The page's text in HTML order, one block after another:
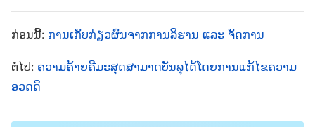
ຄວາມຄິດຂອງຂ້ອຍ ຫຼື ໃຫ້ຄໍາແນະນໍາອັນອື່ນ, ຂ້ອຍກໍ່ບໍ່ຍອມ
ລື່ນກາຍພວກເຂົາໃນທຸກໆດ້ານ, ວ່າພວກເຂົາຄວນຈະເຮັດ
ໃນສິ່ງທີ່ຂ້ອຍເວົ້າແທນທີ່ຈະເຮັດໃຫ້ເກີດຄວາມວຸ່ນວາຍ.
ກ່ອນນີ້: ການເກັບກ່ຽວຜົນຈາກການລິຮານ ແລະ ຈັດການ
ຕໍ່ໄປ: ຄວາມຄ້າຍຄືມະສຸດສາມາດບັນລຸໄດ້ໂດຍການແກ້ໄຂຄວາມ
ອວດດີ